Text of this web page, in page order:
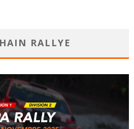
RALLYE